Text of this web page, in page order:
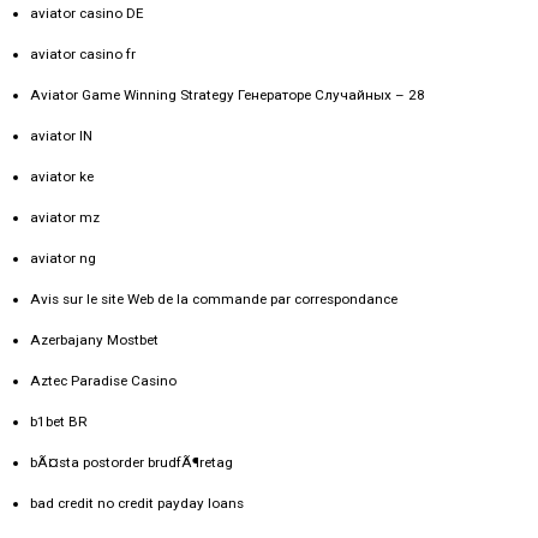
aviator casino DE
aviator casino fr
Aviator Game Winning Strategy Генераторе Случайных – 28
aviator IN
aviator ke
aviator mz
aviator ng
Avis sur le site Web de la commande par correspondance
Azerbajany Mostbet
Aztec Paradise Casino
b1bet BR
bÃ¤sta postorder brudfÃ¶retag
bad credit no credit payday loans